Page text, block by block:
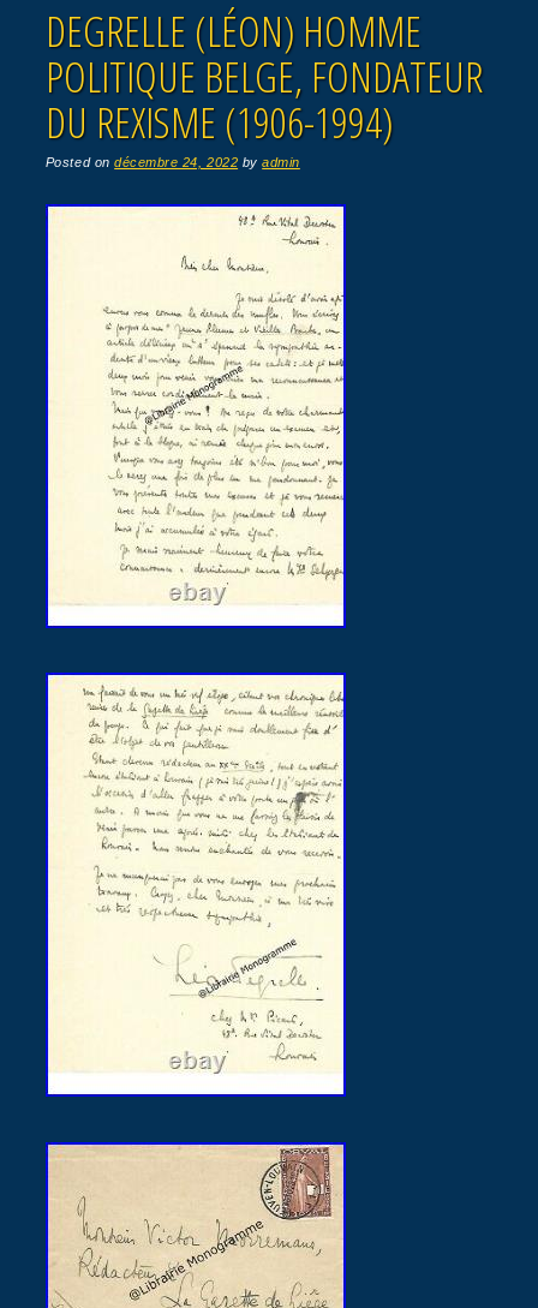
DEGRELLE (LÉON) HOMME
POLITIQUE BELGE, FONDATEUR
DU REXISME (1906-1994)
Posted ondécembre 24, 2022 byadmin